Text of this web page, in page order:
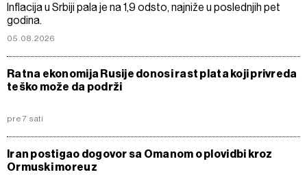
Inflacija u Srbiji pala je na 1,9 odsto, najniže u poslednjih pet
godina.
05.08.2026
Ratna ekonomija Rusije donosi rast plata koji privreda
teško može da podrži
pre 7 sati
Iran postigao dogovor sa Omanom o plovidbi kroz
Ormuski moreuz